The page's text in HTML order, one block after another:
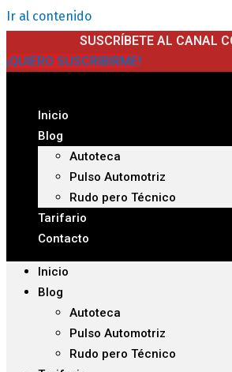
Ir al contenido
SUSCRÍBETE AL CANAL
¡QUIERO SUSCRIBIRME!
Inicio
Blog
Autoteca
Pulso Automotriz
Rudo pero Técnico
Tarifario
Contacto
Inicio
Blog
Autoteca
Pulso Automotriz
Rudo pero Técnico